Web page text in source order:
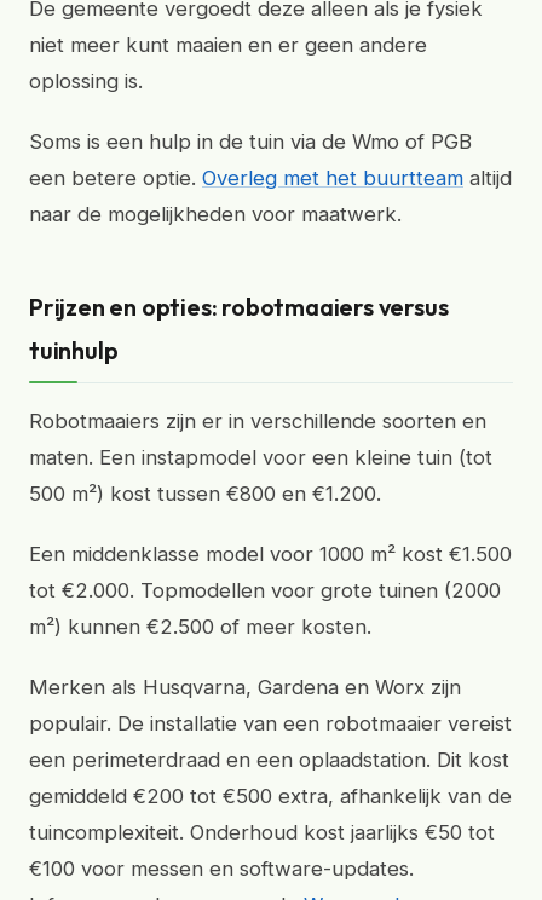
De gemeente vergoedt deze alleen als je fysiek
niet meer kunt maaien en er geen andere
oplossing is.
Soms is een hulp in de tuin via de Wmo of PGB
een betere optie. Overleg met het buurtteam altijd
naar de mogelijkheden voor maatwerk.
Prijzen en opties: robotmaaiers versus
tuinhulp
Robotmaaiers zijn er in verschillende soorten en
maten. Een instapmodel voor een kleine tuin (tot
500 m²) kost tussen €800 en €1.200.
Een middenklasse model voor 1000 m² kost €1.500
tot €2.000. Topmodellen voor grote tuinen (2000
m²) kunnen €2.500 of meer kosten.
Merken als Husqvarna, Gardena en Worx zijn
populair. De installatie van een robotmaaier vereist
een perimeterdraad en een oplaadstation. Dit kost
gemiddeld €200 tot €500 extra, afhankelijk van de
tuincomplexiteit. Onderhoud kost jaarlijks €50 tot
€100 voor messen en software-updates.